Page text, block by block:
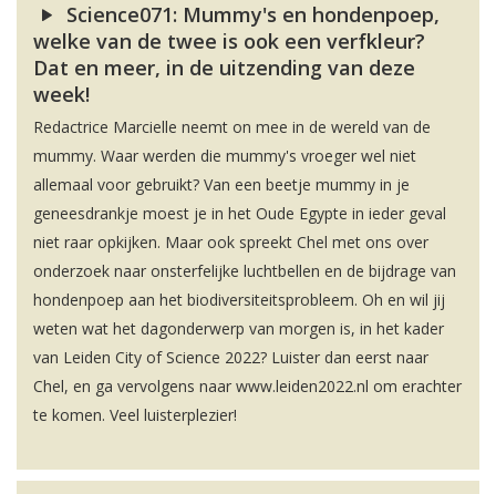
Science071: Mummy's en hondenpoep,
welke van de twee is ook een verfkleur?
Dat en meer, in de uitzending van deze
week!
Redactrice Marcielle neemt on mee in de wereld van de
mummy. Waar werden die mummy's vroeger wel niet
allemaal voor gebruikt? Van een beetje mummy in je
geneesdrankje moest je in het Oude Egypte in ieder geval
niet raar opkijken. Maar ook spreekt Chel met ons over
onderzoek naar onsterfelijke luchtbellen en de bijdrage van
hondenpoep aan het biodiversiteitsprobleem. Oh en wil jij
weten wat het dagonderwerp van morgen is, in het kader
van Leiden City of Science 2022? Luister dan eerst naar
Chel, en ga vervolgens naar www.leiden2022.nl om erachter
te komen. Veel luisterplezier!